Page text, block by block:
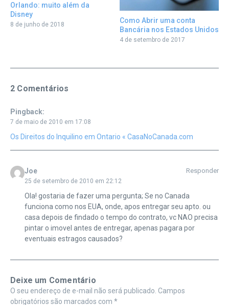
Orlando: muito além da
Disney
8 de junho de 2018
Como Abrir uma conta
Bancária nos Estados Unidos
4 de setembro de 2017
2 Comentários
Pingback:
7 de maio de 2010 em 17:08
Os Direitos do Inquilino em Ontario « CasaNoCanada.com
Joe
25 de setembro de 2010 em 22:12
Responder
Ola! gostaria de fazer uma pergunta; Se no Canada
funciona como nos EUA, onde, apos entregar seu apto. ou
casa depois de findado o tempo do contrato, vc NAO precisa
pintar o imovel antes de entregar, apenas pagara por
eventuais estragos causados?
Deixe um Comentário
O seu endereço de e-mail não será publicado. Campos
obrigatórios são marcados com *